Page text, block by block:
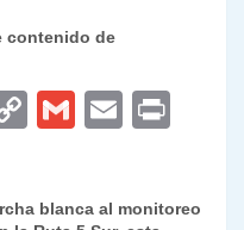
contenido de
C
G
E
blanca al monitoreo